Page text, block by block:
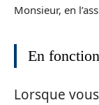
Monsieur, en
En
Lorsque